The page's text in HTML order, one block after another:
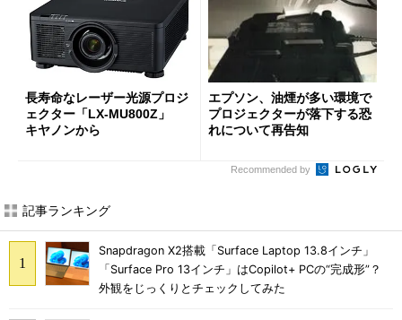
長寿命なレーザー光源プロジ
ェクター「LX-MU800Z」
キヤノンから
エプソン、油煙が多い環境で
プロジェクターが落下する恐
れについて再告知
Recommended by
記事ランキング
Snapdragon X2搭載「Surface Laptop 13.8インチ」
「Surface Pro 13インチ」はCopilot+ PCの“完成形”？
外観をじっくりとチェックしてみた